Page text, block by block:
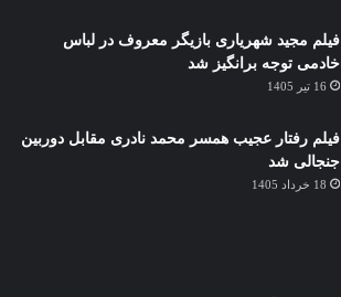
فیلم مجید شهریاری بازیگر معروف در لباس
خادمی توجه برانگیز شد
16 تیر 1405
فیلم رفتار عجیب همسر محمد نادری مقابل دوربین
جنجالی شد
18 خرداد 1405